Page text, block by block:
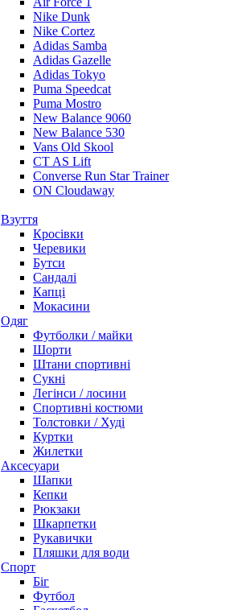
Nike Dunk
Nike Cortez
Adidas Samba
Adidas Gazelle
Adidas Tokyo
Puma Speedcat
Puma Mostro
New Balance 9060
New Balance 530
Vans Old Skool
CT AS Lift
Converse Run Star Trainer
ON Cloudaway
Взуття
Кросівки
Черевики
Бутси
Сандалі
Капці
Мокасини
Одяг
Футболки / майки
Шорти
Штани спортивні
Сукні
Легінси / лосини
Спортивні костюми
Толстовки / Худі
Куртки
Жилетки
Аксесуари
Шапки
Кепки
Рюкзаки
Шкарпетки
Рукавички
Пляшки для води
Спорт
Біг
Футбол